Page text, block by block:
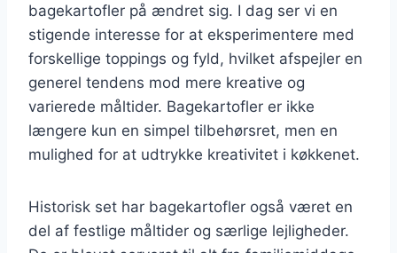
bagekartofler på ændret sig. I dag ser vi en
stigende interesse for at eksperimentere med
forskellige toppings og fyld, hvilket afspejler en
generel tendens mod mere kreative og
varierede måltider. Bagekartofler er ikke
længere kun en simpel tilbehørsret, men en
mulighed for at udtrykke kreativitet i køkkenet.
Historisk set har bagekartofler også været en
del af festlige måltider og særlige lejligheder.